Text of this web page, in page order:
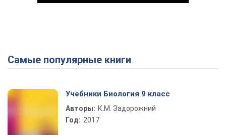
Play Video
Самые популярные книги
Учебники Биология 9 класс
Авторы: К.М. Задорожний
Год: 2017